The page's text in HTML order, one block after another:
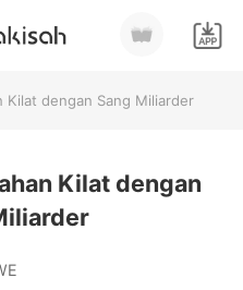
Kilat dengan Sang Miliarder
Kilat dengan